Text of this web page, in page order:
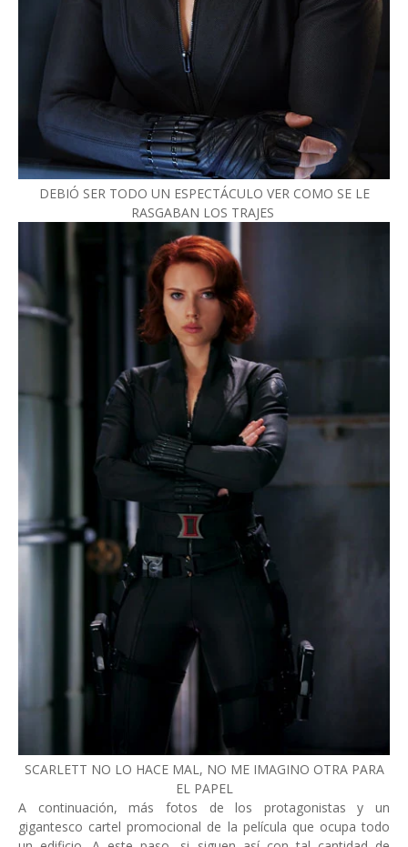
DEBIÓ SER TODO UN ESPECTÁCULO VER COMO SE LE
RASGABAN LOS TRAJES
SCARLETT NO LO HACE MAL, NO ME IMAGINO OTRA PARA
EL PAPEL
A continuación, más fotos de los protagonistas y un
gigantesco cartel promocional de la película que ocupa todo